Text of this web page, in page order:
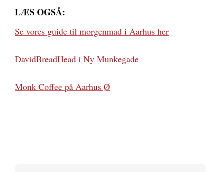
LÆS OGSÅ:
Se vores guide til morgenmad i Aarhus her
DavidBreadHead i Ny Munkegade
Monk Coffee på Aarhus Ø